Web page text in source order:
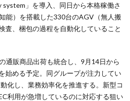
」を導入、同日から本格稼働さ
能）を搭載した330台のAGV（無人搬
査、梱包の過程を自動化していること
通販商品出荷も統合し、9月14日から
始める予定。同グループが注力してい
化し、業務効率化を推進する。新型コ
利用が急増しているのに対応する狙い